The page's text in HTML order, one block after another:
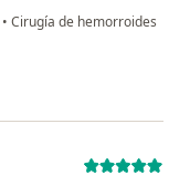
• Cirugía de hemorroides